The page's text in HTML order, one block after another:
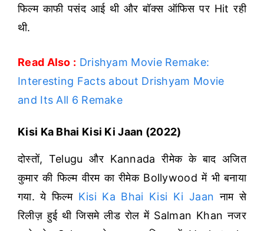
फिल्म काफी पसंद आई थी और बॉक्स ऑफिस पर Hit रही
थी.
Read Also : Drishyam Movie Remake:
Interesting Facts about Drishyam Movie
and Its All 6 Remake
Kisi Ka Bhai Kisi Ki Jaan (2022)
दोस्तों, Telugu और Kannada रीमेक के बाद अजित
कुमार की फिल्म वीरम का रीमेक Bollywood में भी बनाया
गया. ये फिल्म Kisi Ka Bhai Kisi Ki Jaan नाम से
रिलीज़ हुई थी जिसमे लीड रोल में Salman Khan नजर